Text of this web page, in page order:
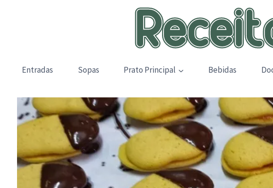
Entradas Sopas Prato Principal Bebidas